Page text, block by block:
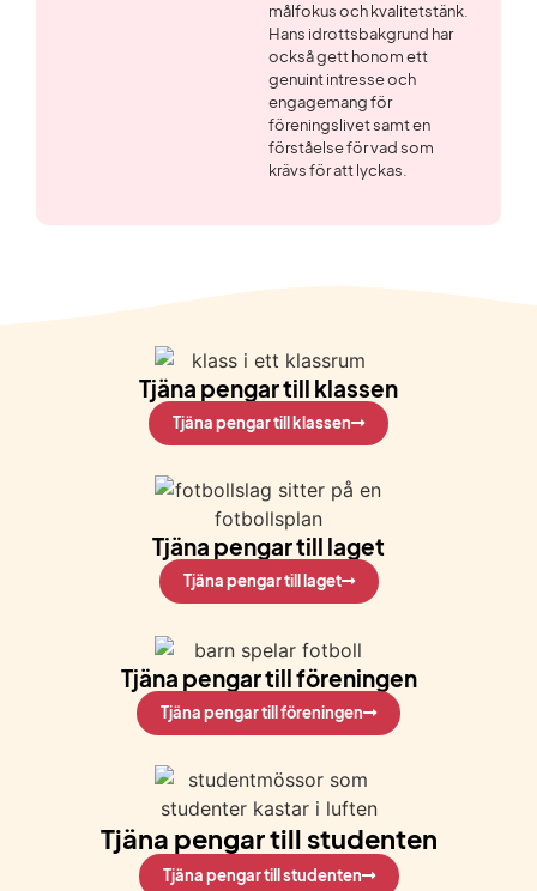
målfokus och kvalitetstänk.
Hans idrottsbakgrund har
också gett honom ett
genuint intresse och
engagemang för
föreningslivet samt en
förståelse för vad som
krävs för att lyckas.
Tjäna pengar till klassen
Tjäna pengar till klassen
Tjäna pengar till laget
Tjäna pengar till laget
Tjäna pengar till föreningen
Tjäna pengar till föreningen
Tjäna pengar till studenten
Tjäna pengar till studenten